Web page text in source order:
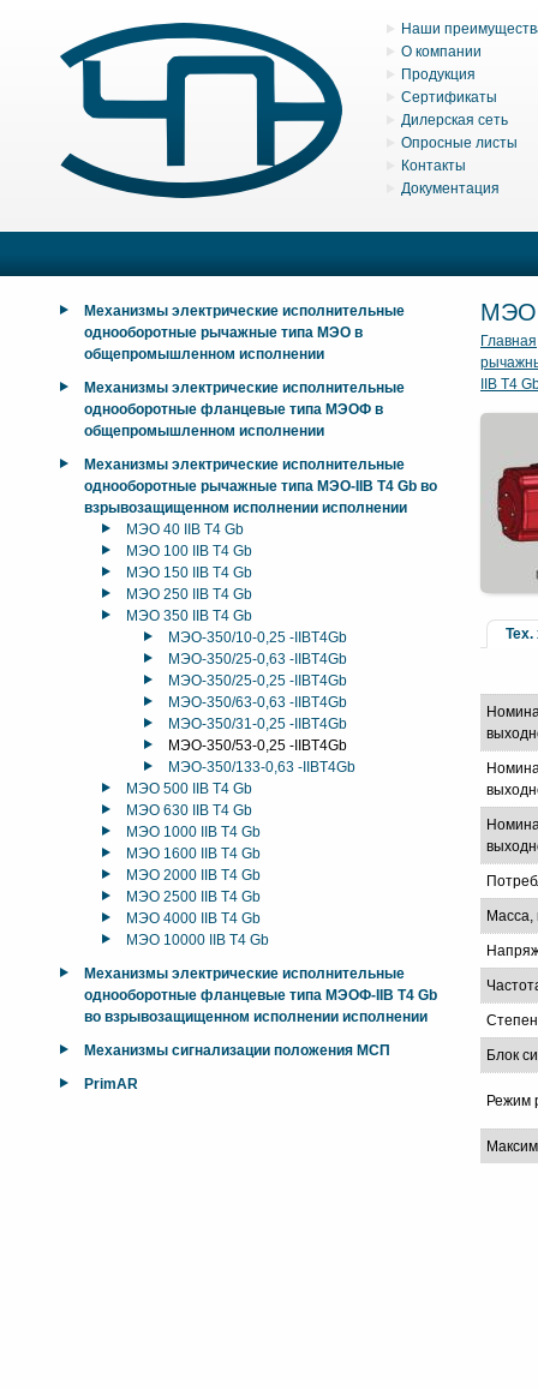
Наши
О компании
Продукция
Сертификаты
Дилерская сеть
Опросные листы
Контакты
Документация
Механизмы электрические исполнительные
однооборотные рычажные типа МЭО в
общепромышленном исполнении
Механизмы электрические исполнительные
однооборотные фланцевые типа МЭОФ в
общепромышленном исполнении
Механизмы электрические исполнительные
однооборотные рычажные типа МЭО-IIB T4 Gb во
взрывозащищенном исполнении исполнении
МЭО 40 IIB T4 Gb
МЭО 100 IIB T4 Gb
МЭО 150 IIB T4 Gb
МЭО 250 IIB T4 Gb
МЭО 350 IIB T4 Gb
МЭО-350/10-0,25 -IIBT4Gb
МЭО-350/25-0,63 -IIBT4Gb
МЭО-350/25-0,25 -IIBT4Gb
МЭО-350/63-0,63 -IIBT4Gb
МЭО-350/31-0,25 -IIBT4Gb
МЭО-350/53-0,25 -IIBT4Gb
МЭО-350/133-0,63 -IIBT4Gb
МЭО 500 IIB T4 Gb
МЭО 630 IIB T4 Gb
МЭО 1000 IIB T4 Gb
МЭО 1600 IIB T4 Gb
МЭО 2000 IIB T4 Gb
МЭО 2500 IIB T4 Gb
МЭО 4000 IIB T4 Gb
МЭО 10000 IIB T4 Gb
Механизмы электрические исполнительные
однооборотные фланцевые типа МЭОФ-IIB T4 Gb
во взрывозащищенном исполнении исполнении
Механизмы сигнализации положения МСП
PrimAR
МЭО
Главная
IIB T4
Тех.
Масса,
Блок
Режим